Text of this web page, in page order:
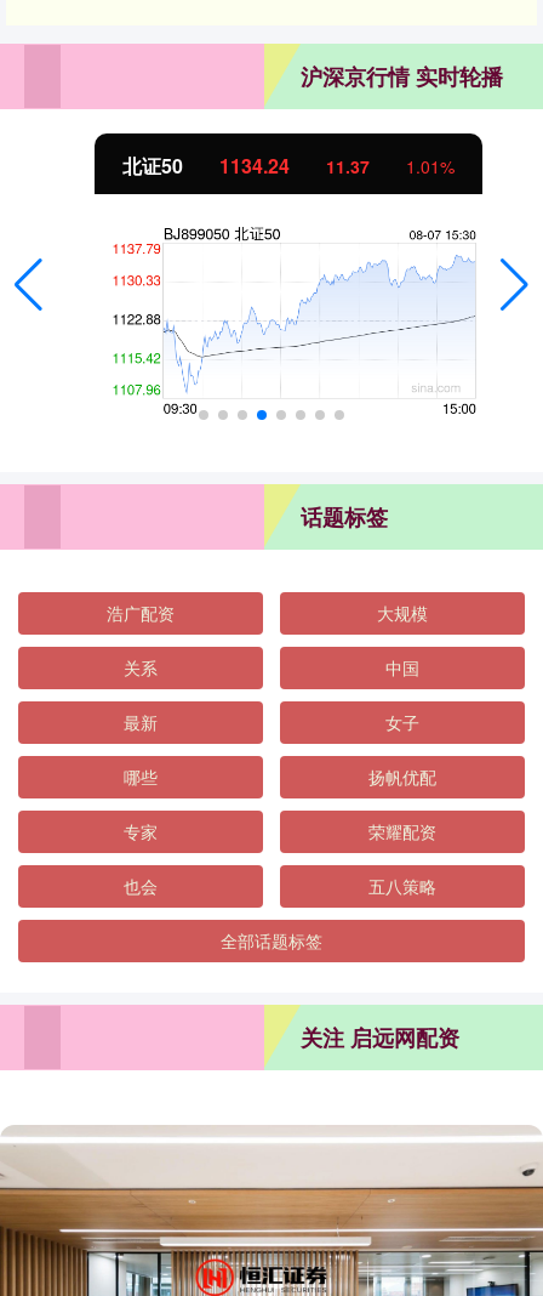
沪深京行情 实时轮播
北证50 1134.24 11.37 1.01%
话题标签
浩广配资 大规模
关系 中国
最新 女子
哪些 扬帆优配
专家 荣耀配资
也会 五八策略
全部话题标签
关注 启远网配资